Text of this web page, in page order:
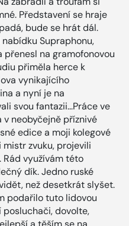
Představení se hraje
bude se hrát dál.
Supraphonu,
přenesl na gramofonovou
přiměla herce k
vynikajícího
a nyní je na
svou fantazii...Práce ve
neobyčejně příznivé
edice a moji kolegové
zvuku, projevili
využívám této
dík. Jedno ruské
než desetkrát slyšet.
podařilo tuto lidovou
dovolte,